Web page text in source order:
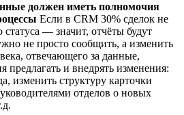
должен иметь полномочия
Если в CRM 30% сделок не
статуса — значит, отчёты будут
не просто сообщить, а изменить
отвечающего за данные,
и внедрять изменения:
изменить структуру карточки
отделов о новых